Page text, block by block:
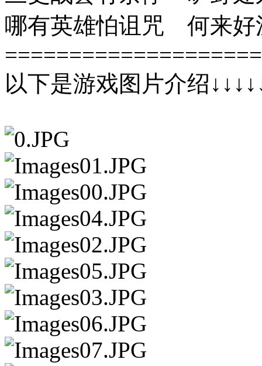
哪有英雄怕诅咒 何来
以下是游戏图片介绍